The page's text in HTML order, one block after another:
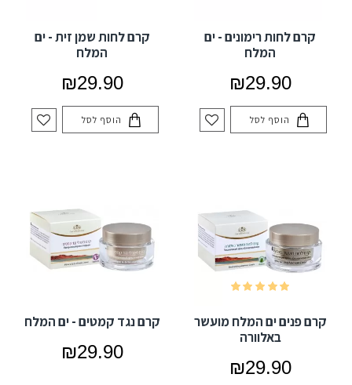
קרם לחות רימונים - ים
המלח
₪29.90
הוסף לסל
קרם לחות שמן זית - ים
המלח
₪29.90
הוסף לסל
קרם פנים ים המלח מועשר
באלוורה
₪29.90
קרם נגד קמטים - ים המלח
₪29.90